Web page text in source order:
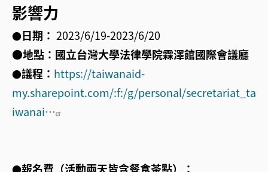
影響力
●日期： 2023/6/19-2023/6/20
●地點：國立台灣大學法律學院霖澤館國際會議廳
●議程： https://taiwanaid-
my.sharepoint.com/:f:/g/personal/secretariat_ta
iwanai…
●報名費（活動兩天皆含餐食茶點）：